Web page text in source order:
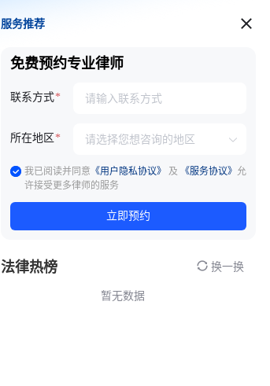
服务推荐
服务推荐
免费预约专业律师
联系方式
所在地区
我已阅读并同意 《用户隐私协议》 及 《服务协议》 允
许接受更多律师的服务
立即预约
法律热榜 换一换
暂无数据